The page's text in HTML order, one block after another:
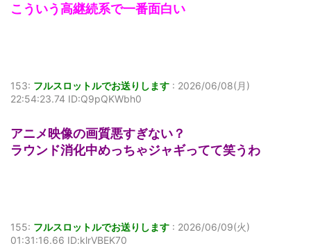
こういう高継続系で一番面白い
153: フルスロットルでお送りします : 2026/06/08(月)
22:54:23.74 ID:Q9pQKWbh0
アニメ映像の画質悪すぎない？
ラウンド消化中めっちゃジャギってて笑うわ
155: フルスロットルでお送りします : 2026/06/09(火)
01:31:16.66 ID:klrVBEK70